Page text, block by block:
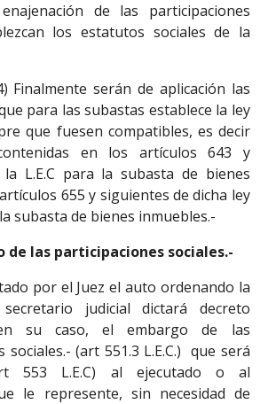
de las participaciones
los estatutos sociales de la
serán de aplicación las
para las subastas establece la ley
que fuesen compatibles, es decir
en los artículos 643 y
L.E.C para la subasta de bienes
655 y siguientes de dicha ley
subasta de bienes inmuebles.-
de las participaciones sociales.-
el Juez el auto ordenando la
judicial dictará decreto
su caso, el embargo de las
sociales.- (art 551.3 L.E.C.) que será
553 L.E.C) al ejecutado o al
le represente, sin necesidad de